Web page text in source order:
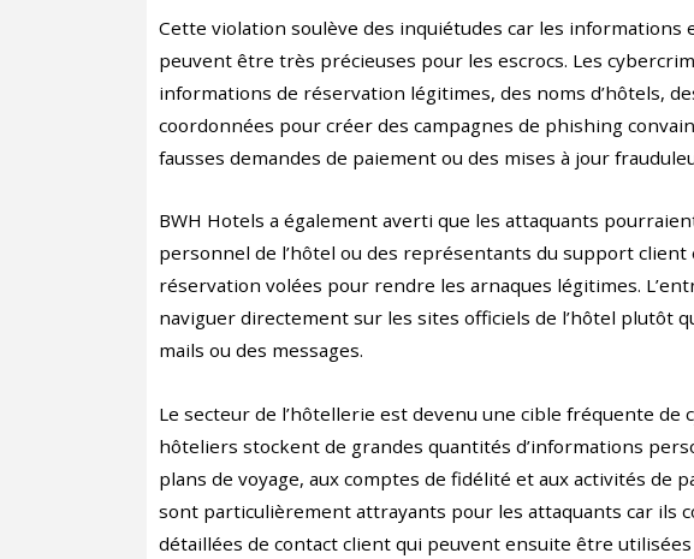
Cette violation soulève des inquiétudes car les informations
peuvent être très précieuses pour les escrocs. Les
informations de réservation légitimes, des noms d’hôtels,
coordonnées pour créer des campagnes de phishing
fausses demandes de paiement ou des mises à jour
BWH Hotels a également averti que les attaquants
personnel de l’hôtel ou des représentants du support
réservation volées pour rendre les arnaques légitimes.
naviguer directement sur les sites officiels de l’hôtel plutôt
mails ou des messages.
Le secteur de l’hôtellerie est devenu une cible fréquente de
hôteliers stockent de grandes quantités d’informations
plans de voyage, aux comptes de fidélité et aux activités de
sont particulièrement attrayants pour les attaquants car ils
détaillées de contact client qui peuvent ensuite être